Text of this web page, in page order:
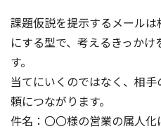
課題仮説を提示するメール
にする型で、考えるきっか
す。
当てにいくのではなく、相
頼につながります。
件名：〇〇様の営業の属人